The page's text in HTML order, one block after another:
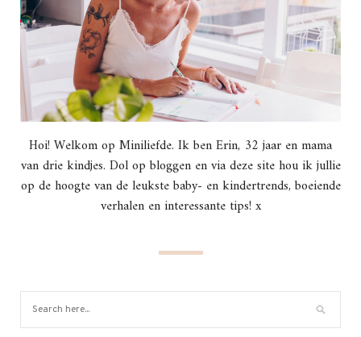
Hoi! Welkom op Miniliefde. Ik ben Erin, 32 jaar en mama
van drie kindjes. Dol op bloggen en via deze site hou ik jullie
op de hoogte van de leukste baby- en kindertrends, boeiende
verhalen en interessante tips! x